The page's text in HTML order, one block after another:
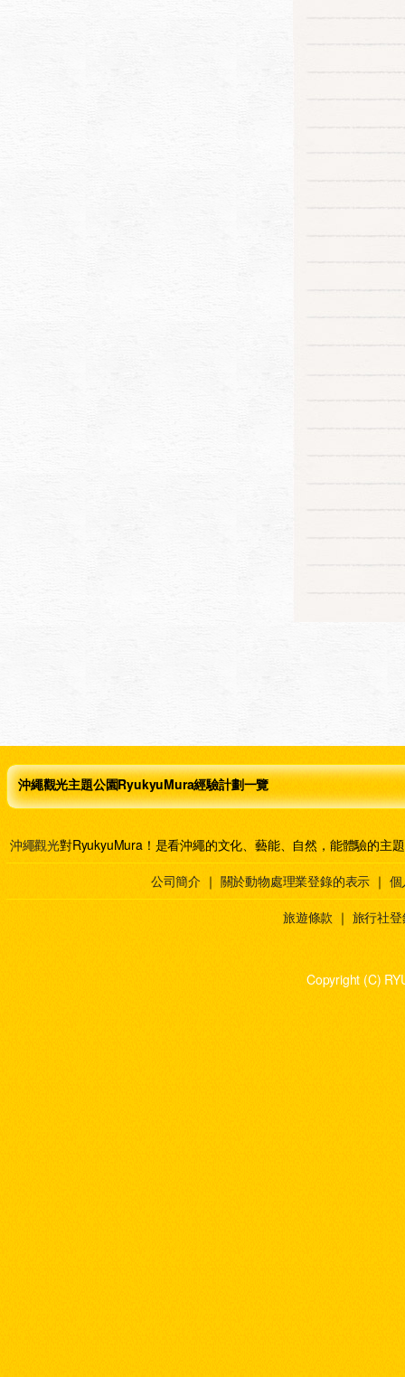
沖繩觀光主題公園RyukyuMura經驗計劃一覽
沖繩觀光對RyukyuMura！是看沖繩的文化、藝能、自然，能體驗的主
公司簡介 ｜ 關於動物處理業登錄的表示 ｜
旅遊條款 ｜ 旅行社
Copyright (C)